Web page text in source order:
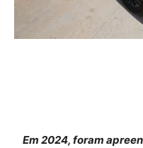
Em 2024, foram